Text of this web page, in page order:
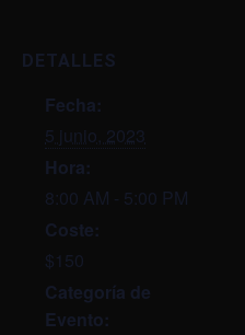
DETALLES
Fecha:
5 junio, 2023
Hora:
8:00 AM - 5:00 PM
Coste:
$150
Categoría de
Evento: